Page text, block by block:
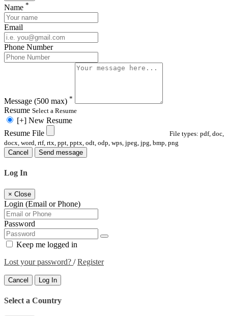
Name *
Email
Phone Number
Message (500 max) *
Resume Select a Resume
[+] New Resume
Resume File
File types: pdf, doc,
docx, word, rtf, rtx, ppt, pptx, odt, odp, wps, jpeg, jpg, bmp, png
Cancel
Send message
Log In
× Close
Login (Email or Phone)
Password
Keep me logged in
Lost your password? /Register
Cancel Log In
Select a Country